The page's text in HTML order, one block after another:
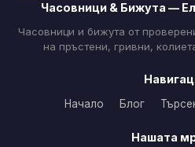
Часовници & Бижута —
Часовници и бижута от
на пръстени, гривни,
Начало Блог
Нашата